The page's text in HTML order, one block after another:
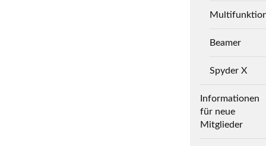
Beamer
Spyder X
Informationen
für neue
Mitglieder